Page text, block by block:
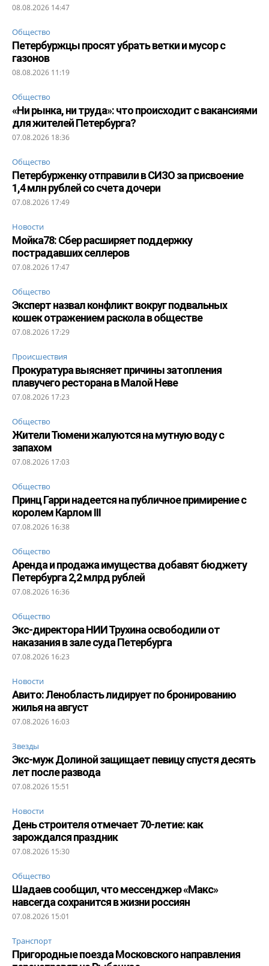
08.08.2026 14:47
Общество
Петербуржцы просят убрать ветки и мусор с
газонов
08.08.2026 11:19
Общество
«Ни рынка, ни труда»: что происходит с вакансиями
для жителей Петербурга?
07.08.2026 18:36
Общество
Петербурженку отправили в СИЗО за присвоение
1,4 млн рублей со счета дочери
07.08.2026 17:49
Новости
Мойка78: Сбер расширяет поддержку
пострадавших селлеров
07.08.2026 17:47
Общество
Эксперт назвал конфликт вокруг подвальных
кошек отражением раскола в обществе
07.08.2026 17:29
Происшествия
Прокуратура выясняет причины затопления
плавучего ресторана в Малой Неве
07.08.2026 17:23
Общество
Жители Тюмени жалуются на мутную воду с
запахом
07.08.2026 17:03
Общество
Принц Гарри надеется на публичное примирение с
королем Карлом III
07.08.2026 16:38
Общество
Аренда и продажа имущества добавят бюджету
Петербурга 2,2 млрд рублей
07.08.2026 16:36
Общество
Экс-директора НИИ Трухина освободили от
наказания в зале суда Петербурга
07.08.2026 16:23
Новости
Авито: Ленобласть лидирует по бронированию
жилья на август
07.08.2026 16:03
Звезды
Экс-муж Долиной защищает певицу спустя десять
лет после развода
07.08.2026 15:51
Новости
День строителя отмечает 70-летие: как
зарождался праздник
07.08.2026 15:30
Общество
Шадаев сообщил, что мессенджер «Макс»
навсегда сохранится в жизни россиян
07.08.2026 15:01
Транспорт
Пригородные поезда Московского направления